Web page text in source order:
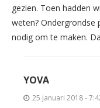
gezien. Toen hadden
weten? Ondergrondse
nodig om te maken.
YOVA
25 januari 2018 -